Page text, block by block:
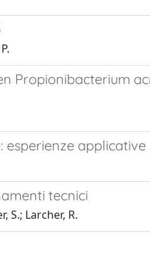
Propionibacterium
esperienze applicative
tecnici
S.; Larcher, R.